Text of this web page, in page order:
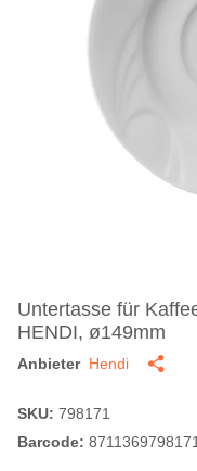
Untertasse für
HENDI, ø149mm
Anbieter Hendi
SKU: 798171
Barcode: 8711369798171